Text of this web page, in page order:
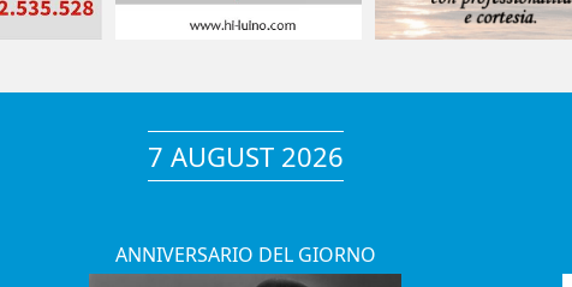
7 AUGUST 2026
ANNIVERSARIO DEL GIORNO